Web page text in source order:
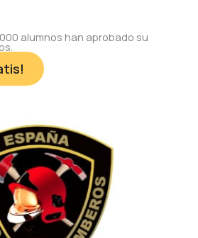
alumnos han aprobado su